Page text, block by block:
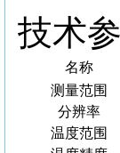
技术
名称
测量范围
分辨率
温度范围